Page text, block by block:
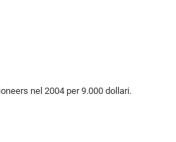
nel 2004 per 9.000 dollari.